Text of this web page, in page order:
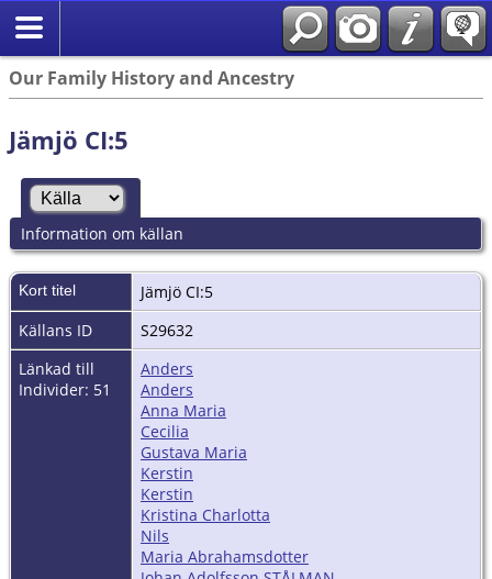
Our Family History and Ancestry
Jämjö CI:5
Information om källan
Kort titel
Jämjö CI:5
Källans ID
S29632
Länkad till
Individer: 51
Anders
Anders
Anna Maria
Cecilia
Gustava Maria
Kerstin
Kerstin
Kristina Charlotta
Nils
Maria Abrahamsdotter